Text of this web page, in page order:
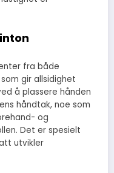
fra både
gir allsidighet
å plassere hånden
håndtak, noe som
og
Det er spesielt
utvikler